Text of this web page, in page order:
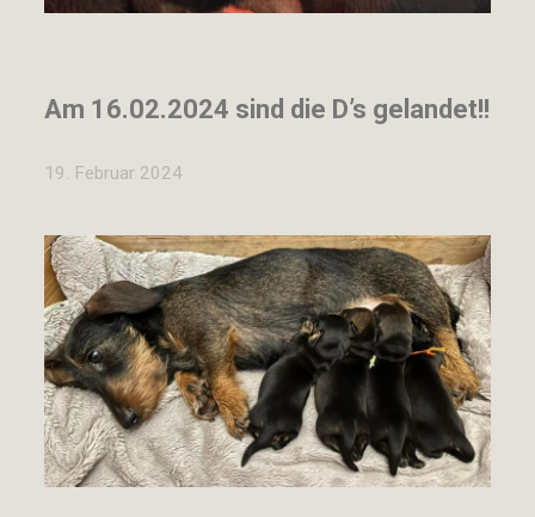
Am 16.02.2024 sind die D’s gelandet!!
19. Februar 2024